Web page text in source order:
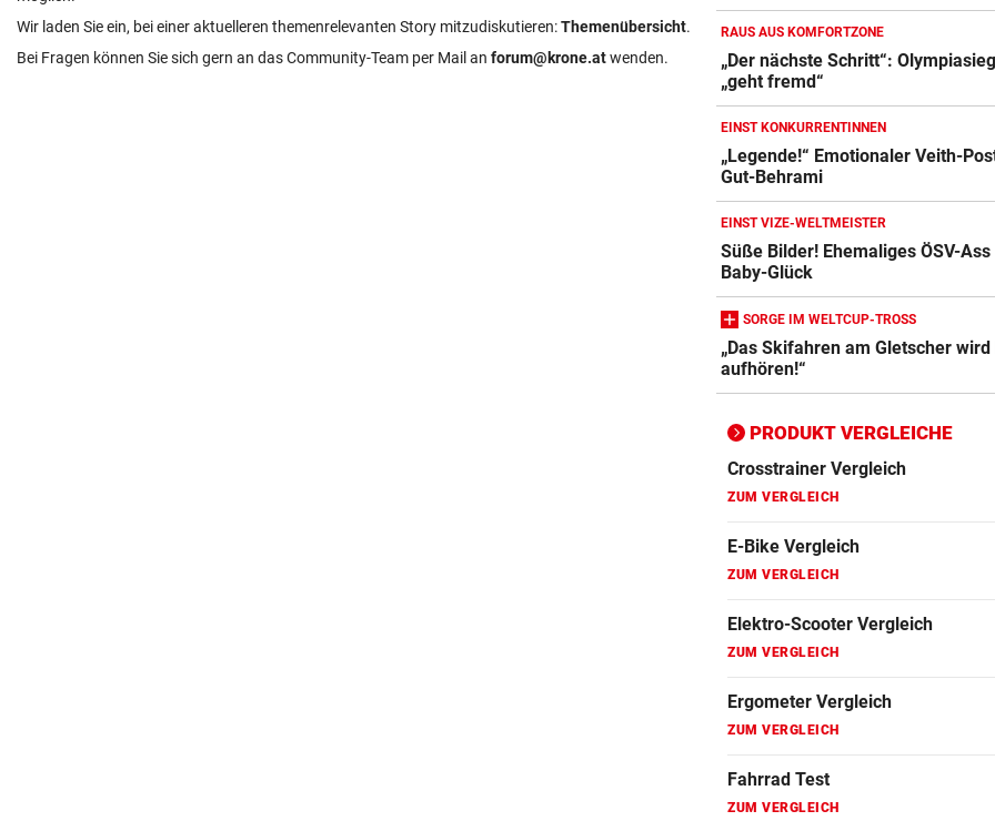
Wir laden Sie ein, bei einer aktuelleren themenrelevanten Story mitzudiskutieren:Themenübersicht.
Bei Fragen können Sie sich gern an das Community-Team per Mail an forum@krone.atwenden.
RAUS AUS KOMFORTZONE
„Der nächste Schritt“:
„geht fremd“
EINST KONKURRENTINNEN
„Legende!“ Emotionaler Veith-
Gut-Behrami
EINST VIZE-WELTMEISTER
Süße Bilder! Ehemaliges ÖSV-Ass
Baby-Glück
SORGE IM WELTCUP-TROSS
„Das Skifahren am Gletscher wird
aufhören!“
PRODUKT VERGLEICHE
Action-Cam Vergleich
Crosstrainer Vergleich
E-Bike Vergleich
ZUM VERGLEICH
Elektro-Scooter Vergleich
ZUM VERGLEICH
Ergometer Vergleich
ZUM VERGLEICH
Fahrrad Test
ZUM VERGLEICH
Fahrradanhänger Vergleich
ZUM VERGLEICH
Faszienrolle Vergleich
ZUM VERGLEICH
Hoverboard Vergleich
ZUM VERGLEICH
Kinderfahrrad Vergleich
ZUM VERGLEICH